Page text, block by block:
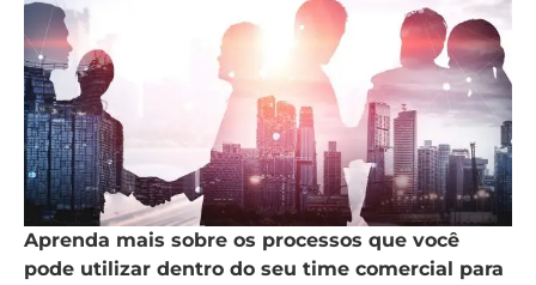
Aprenda mais sobre os processos que você
pode utilizar dentro do seu time comercial para